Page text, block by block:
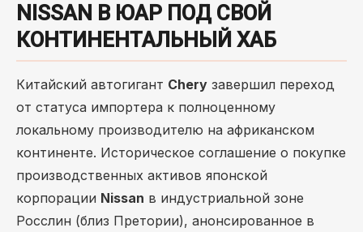
NISSAN В ЮАР ПОД СВОЙ
КОНТИНЕНТАЛЬНЫЙ ХАБ
Китайский автогигант Chery завершил переход
от статуса импортера к полноценному
локальному производителю на африканском
континенте. Историческое соглашение о покупке
производственных активов японской
корпорации Nissan в индустриальной зоне
Росслин (близ Претории), анонсированное в